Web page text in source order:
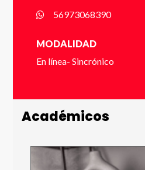
56973068390
MODALIDAD
En línea- Sincrónico
Académicos
Apellido *